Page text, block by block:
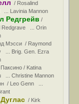
/ Rosalind
... Lavinia Mannon
Редгрейв /
Redgrave ... Orin
Мэсси / Raymond
... Brig. Gen. Ezra
Паксино / Katina
... Christine Mannon
/ Leo Genn ...
/ Kirk